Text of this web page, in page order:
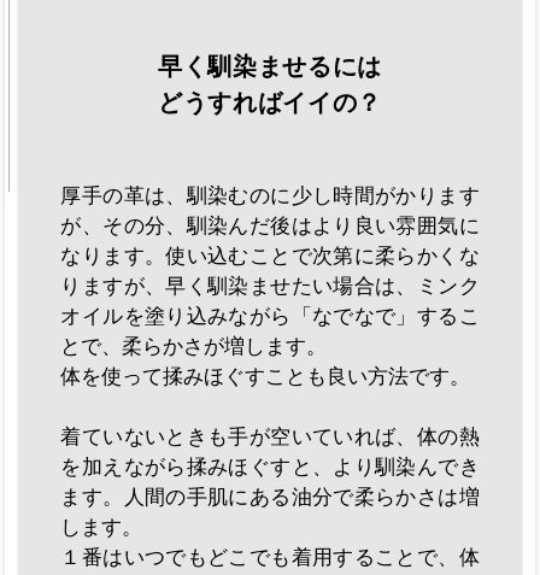
早く馴染ませるには
どうすればイイの？
厚手の革は、馴染むのに少し時間がかります
が、その分、馴染んだ後はより良い雰囲気に
なります。使い込むことで次第に柔らかくな
りますが、早く馴染ませたい場合は、ミンク
オイルを塗り込みながら「なでなで」するこ
とで、柔らかさが増します。
体を使って揉みほぐすことも良い方法です。
着ていないときも手が空いていれば、体の熱
を加えながら揉みほぐすと、より馴染んでき
ます。人間の手肌にある油分で柔らかさは増
します。
１番はいつでもどこでも着用することで、体